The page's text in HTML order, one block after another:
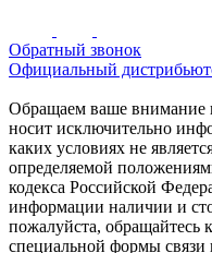
Обратный звонок
Официальный
Обращаем ваше внимание
носит исключительно
каких условиях не
определяемой
кодекса Российской
информации наличии и
пожалуйста,
специальной формы связи